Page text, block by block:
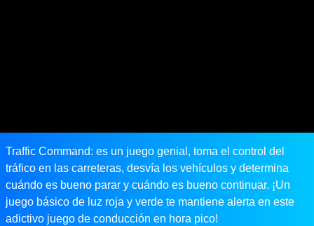
Traffic Command: es un juego genial, toma el control del
tráfico en las carreteras, desvía los vehículos y determina
cuándo es bueno parar y cuándo es bueno continuar. ¡Un
juego básico de luz roja y verde te mantiene alerta en este
adictivo juego de conducción en hora pico!